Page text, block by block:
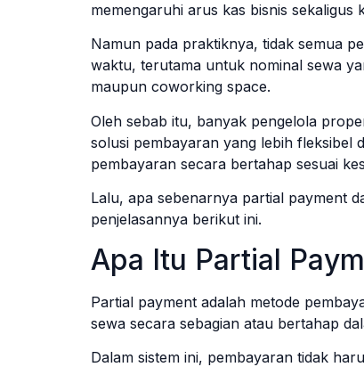
memengaruhi arus kas bisnis sekaligus
Namun pada praktiknya, tidak semua
waktu, terutama untuk nominal sewa
maupun coworking space.
Oleh sebab itu, banyak pengelola
solusi pembayaran yang lebih fleksibel
pembayaran secara bertahap sesuai
Lalu, apa sebenarnya partial payment
penjelasannya berikut ini.
Apa Itu Partial
Partial payment adalah metode
sewa secara sebagian atau bertahap
Dalam sistem ini, pembayaran tidak